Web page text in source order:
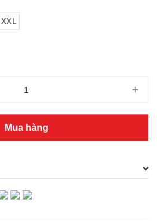
XXL
+
Mua hàng